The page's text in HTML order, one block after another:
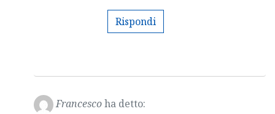
Rispondi
Francescoha detto: